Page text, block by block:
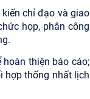
chỉ đạo và giao
họp, phân công
thiện báo cáo;
hợp thống nhất lịch